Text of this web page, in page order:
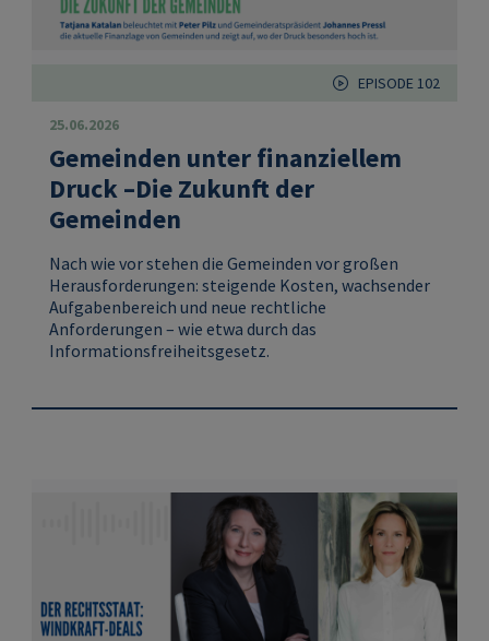
EPISODE 102
25.06.2026
Gemeinden unter finanziellem
Druck –Die Zukunft der
Gemeinden
Nach wie vor stehen die Gemeinden vor großen
Herausforderungen: steigende Kosten, wachsender
Aufgabenbereich und neue rechtliche
Anforderungen – wie etwa durch das
Informationsfreiheitsgesetz.